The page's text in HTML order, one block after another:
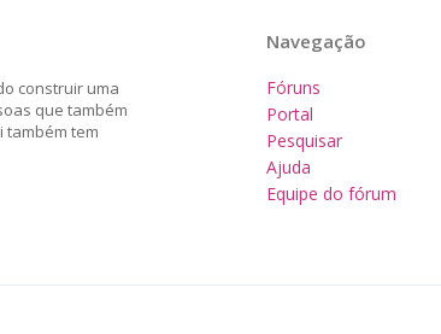
construir uma
que também
também tem
Navegação
Fóruns
Portal
Pesquisar
Ajuda
Equipe do fórum